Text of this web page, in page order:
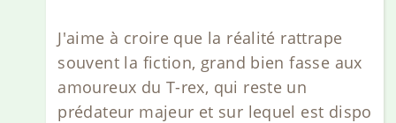
J'aime à croire que la réalité rattrape
souvent la fiction, grand bien fasse aux
amoureux du T-rex, qui reste un
prédateur majeur et sur lequel est dispo